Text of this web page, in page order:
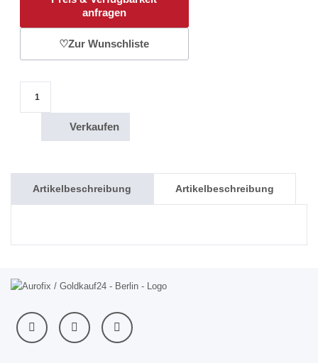
anfragen
♡Zur Wunschliste
Verkaufen
Artikelbeschreibung Artikelbeschreibung